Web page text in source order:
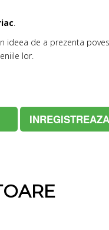
.
ideea de a prezenta
lor.